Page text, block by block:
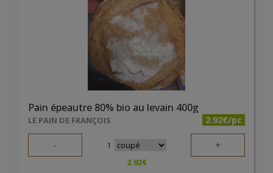
Pain épeautre 80% bio au levain 400g
LE PAIN DE FRANÇOIS 2.92€/pc
- 1 +
2.92€